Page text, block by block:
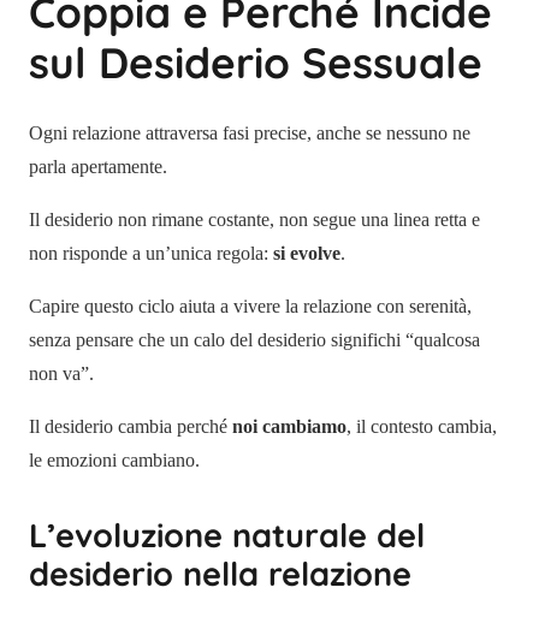
Coppia e Perché Incide
sul Desiderio Sessuale
Ogni relazione attraversa fasi precise, anche se nessuno ne
parla apertamente.
Il desiderio non rimane costante, non segue una linea retta e
non risponde a un’unica regola: si evolve.
Capire questo ciclo aiuta a vivere la relazione con serenità,
senza pensare che un calo del desiderio significhi “qualcosa
non va”.
Il desiderio cambia perché noi cambiamo, il contesto cambia,
le emozioni cambiano.
L’evoluzione naturale del
desiderio nella relazione